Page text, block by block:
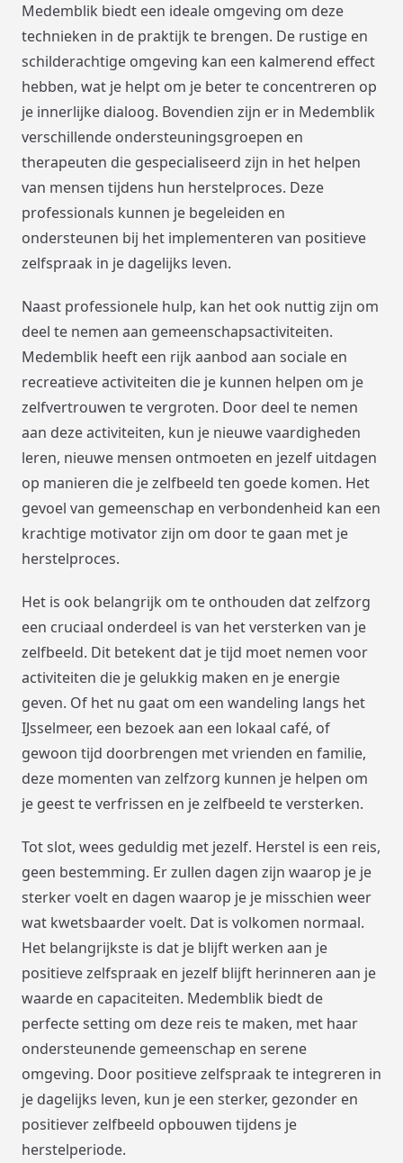
Medemblik biedt een ideale omgeving om deze
technieken in de praktijk te brengen. De rustige en
schilderachtige omgeving kan een kalmerend effect
hebben, wat je helpt om je beter te concentreren op
je innerlijke dialoog. Bovendien zijn er in Medemblik
verschillende ondersteuningsgroepen en
therapeuten die gespecialiseerd zijn in het helpen
van mensen tijdens hun herstelproces. Deze
professionals kunnen je begeleiden en
ondersteunen bij het implementeren van positieve
zelfspraak in je dagelijks leven.
Naast professionele hulp, kan het ook nuttig zijn om
deel te nemen aan gemeenschapsactiviteiten.
Medemblik heeft een rijk aanbod aan sociale en
recreatieve activiteiten die je kunnen helpen om je
zelfvertrouwen te vergroten. Door deel te nemen
aan deze activiteiten, kun je nieuwe vaardigheden
leren, nieuwe mensen ontmoeten en jezelf uitdagen
op manieren die je zelfbeeld ten goede komen. Het
gevoel van gemeenschap en verbondenheid kan een
krachtige motivator zijn om door te gaan met je
herstelproces.
Het is ook belangrijk om te onthouden dat zelfzorg
een cruciaal onderdeel is van het versterken van je
zelfbeeld. Dit betekent dat je tijd moet nemen voor
activiteiten die je gelukkig maken en je energie
geven. Of het nu gaat om een wandeling langs het
IJsselmeer, een bezoek aan een lokaal café, of
gewoon tijd doorbrengen met vrienden en familie,
deze momenten van zelfzorg kunnen je helpen om
je geest te verfrissen en je zelfbeeld te versterken.
Tot slot, wees geduldig met jezelf. Herstel is een reis,
geen bestemming. Er zullen dagen zijn waarop je je
sterker voelt en dagen waarop je je misschien weer
wat kwetsbaarder voelt. Dat is volkomen normaal.
Het belangrijkste is dat je blijft werken aan je
positieve zelfspraak en jezelf blijft herinneren aan je
waarde en capaciteiten. Medemblik biedt de
perfecte setting om deze reis te maken, met haar
ondersteunende gemeenschap en serene
omgeving. Door positieve zelfspraak te integreren in
je dagelijks leven, kun je een sterker, gezonder en
positiever zelfbeeld opbouwen tijdens je
herstelperiode.